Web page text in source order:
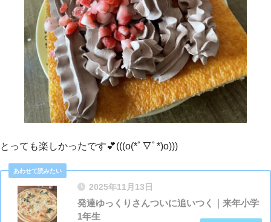
とっても楽しかったです💕(((o(*ﾟ▽ﾟ*)o)))
2025年11月13日
発達ゆっくりさんついに追いつく｜来年小学
1年生